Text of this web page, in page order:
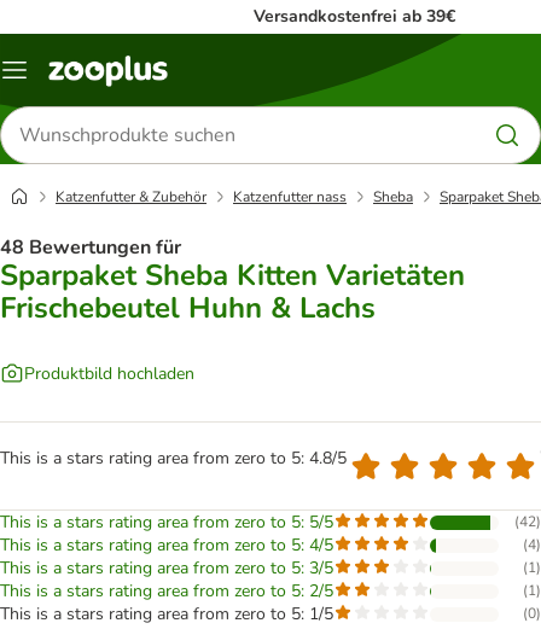
Versandkostenfrei ab 39€
Menü
Produkte
suchen
Katzenfutter & Zubehör Katzenfutter nass Sheba Sparpaket
48 Bewertungen für
Sparpaket Sheba Kitten Varietäten
Frischebeutel Huhn & Lachs
Produktbild hochladen
This is a stars rating area from zero to 5: 4.8/5
This is a stars rating area from zero to 5: 5/5 (42)
This is a stars rating area from zero to 5: 4/5 (4)
This is a stars rating area from zero to 5: 3/5 (1)
This is a stars rating area from zero to 5: 2/5 (1)
This is a stars rating area from zero to 5: 1/5 (0)